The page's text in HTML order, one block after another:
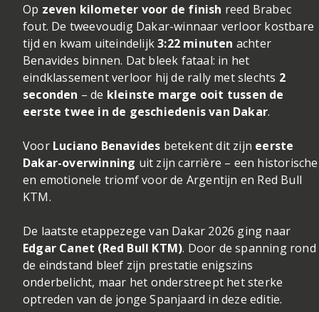
Op zeven kilometer voor de finish reed Brabec
fout. De tweevoudig Dakar-winnaar verloor kostbare
tijd en kwam uiteindelijk3:22 minuten achter
Benavides binnen. Dat bleek fataal: in het
eindklassement verloor hij de rally met slechts 2
seconden – de kleinste marge ooit tussen de
eerste twee in de geschiedenis van Dakar.
Voor Luciano Benavides betekent dit zijn eerste
Dakar-overwinning uit zijn carrière – een historische
en emotionele triomf voor de Argentijn en Red Bull
KTM.
De laatste etappezege van Dakar 2026 ging naar
Edgar Canet (Red Bull KTM). Door de spanning rond
de eindstand bleef zijn prestatie enigszins
onderbelicht, maar het onderstreept het sterke
optreden van de jonge Spanjaard in deze editie.